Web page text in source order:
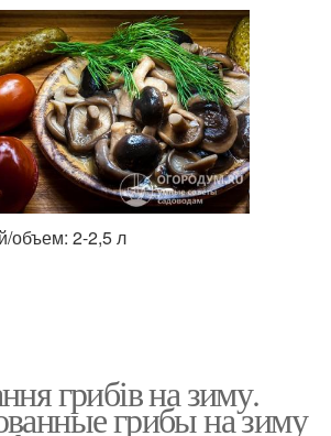
объем: 2-2,5 л
грибів на зиму.
грибы на зиму